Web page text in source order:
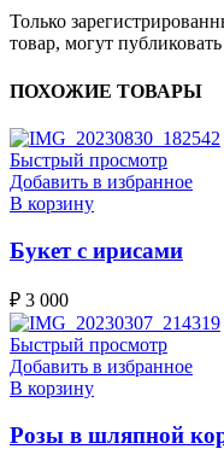
Только
товар, могут
ПОХОЖИЕ ТОВАРЫ
Быстрый просмотр
Добавить в избранное
В корзину
Букет с ирисами
₽ 3 000
Быстрый просмотр
Добавить в избранное
В корзину
Розы в шляпной